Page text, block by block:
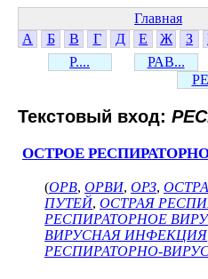
Главная
А
Б В Г Д Е Ж З
Р....
РАВ...
Текстовый вход:
ОСТРОЕ
(ОРВ, ОРВИ, ОРЗ,
ПУТЕЙ, ОСТРАЯ
РЕСПИРАТОРНОЕ
ВИРУСНАЯ ИНФЕКЦИЯ
РЕСПИРАТОРНО-